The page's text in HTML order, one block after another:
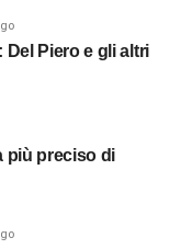
Piero e gli altri
più preciso di